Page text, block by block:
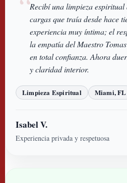
Recibí una limpieza
cargas que traía desde hace
experiencia muy íntima; el
la empatía del Maestro
en total confianza. Ahora
y claridad interior.
Limpieza Espiritual Miami, FL
Isabel V.
Experiencia privada y respetuosa